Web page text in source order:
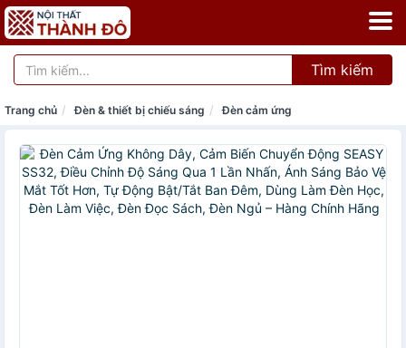
Tìm kiếm
Trang chủ Đèn & thiết bị chiếu sáng Đèn cảm ứng